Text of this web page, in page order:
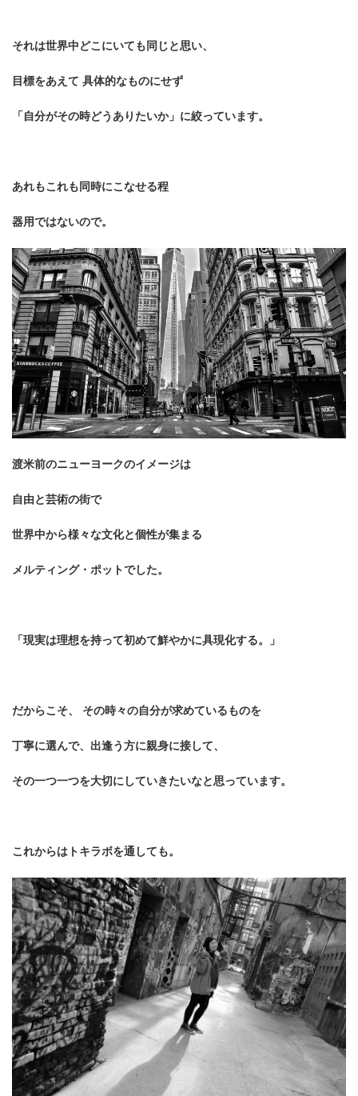
それは世界中どこにいても同じと思い、
目標をあえて 具体的なものにせず
「自分がその時どうありたいか」に絞っています。
あれもこれも同時にこなせる程
器用ではないので。
渡米前のニューヨークのイメージは
自由と芸術の街で
世界中から様々な文化と個性が集まる
メルティング・ポットでした。
「現実は理想を持って初めて鮮やかに具現化する。」
だからこそ、 その時々の自分が求めているものを
丁寧に選んで、出逢う方に親身に接して、
その一つ一つを大切にしていきたいなと思っています。
これからはトキラボを通しても。